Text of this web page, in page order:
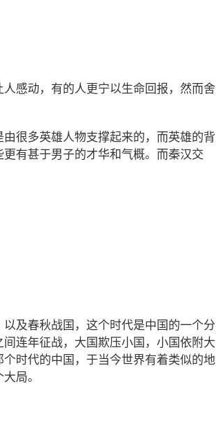
感动，有的人更宁以生命回报，然而舍
很多英雄人物支撑起来的，而英雄的背
有甚于男子的才华和气概。而秦汉交
及春秋战国，这个时代是中国的一个分
连年征战，大国欺压小国，小国依附大
时代的中国，于当今世界有着类似的地
局。